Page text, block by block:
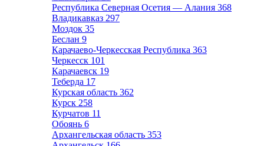
Республика Северная Осетия — Алания 368
Владикавказ 297
Моздок 35
Беслан 9
Карачаево-Черкесская Республика 363
Черкесск 101
Карачаевск 19
Теберда 17
Курская область 362
Курск 258
Курчатов 11
Обоянь 6
Архангельская область 353